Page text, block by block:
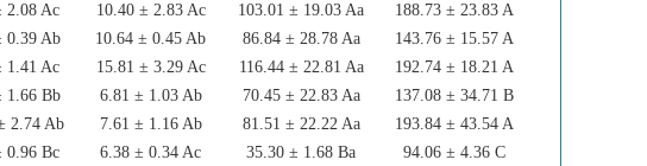
2.08 Ac 10.40 ± 2.83 Ac 103.01 ± 19.03 Aa
188.73 ± 23.83 A
0.39 Ab 10.64 ± 0.45 Ab 86.84 ± 28.78 Aa
143.76 ± 15.57 A
1.41 Ac 15.81 ± 3.29 Ac 116.44 ± 22.81 Aa
192.74 ± 18.21 A
1.66 Bb 6.81 ± 1.03 Ab 70.45 ± 22.83 Aa
137.08 ± 34.71 B
2.74 Ab 7.61 ± 1.16 Ab 81.51 ± 22.22 Aa
193.84 ± 43.54 A
0.96 Bc 6.38 ± 0.34 Ac 35.30 ± 1.68 Ba
94.06 ± 4.36 C